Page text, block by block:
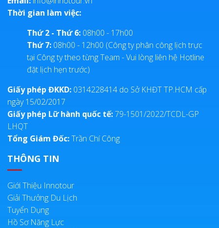
Thời gian làm việc:
Thứ 2 - Thứ 6: 08h00 - 17h00
Thứ 7: 08h00 - 12h00 (Công ty phân công lịch trực
tại Công ty theo từng Team - Vui lòng liên hệ Hotline
đặt lịch hẹn trước)
Giấy phép ĐKKD: 0314228414 do Sở KHĐT TP.HCM cấp
ngày 15/02/2017
Giấy phép Lữ hành quốc tế:79-1501/2022/TCDL-GP
LHQT
Tổng Giám Đốc:Trần Chí Công
THÔNG TIN
Giới Thiệu Innotour
Giải Thưởng Du Lịch
Tuyển Dụng
Hồ Sơ Năng Lực